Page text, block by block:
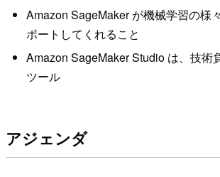
Amazon SageMaker が機械学習の様
ポートしてくれること
Amazon SageMaker Studio は、技術
ツール
アジェンダ